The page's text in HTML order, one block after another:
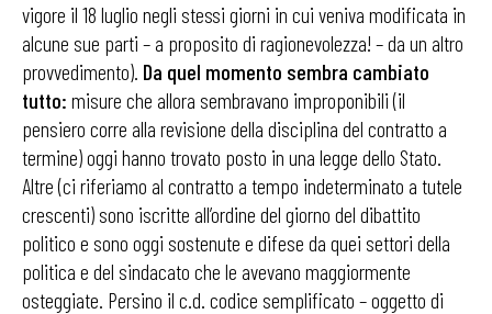
vigore il 18 luglio negli stessi giorni in cui veniva modificata in
alcune sue parti – a proposito di ragionevolezza! – da un altro
provvedimento). Da quel momento sembra cambiato
tutto: misure che allora sembravano improponibili (il
pensiero corre alla revisione della disciplina del contratto a
termine) oggi hanno trovato posto in una legge dello Stato.
Altre (ci riferiamo al contratto a tempo indeterminato a tutele
crescenti) sono iscritte all’ordine del giorno del dibattito
politico e sono oggi sostenute e difese da quei settori della
politica e del sindacato che le avevano maggiormente
osteggiate. Persino il c.d. codice semplificato – oggetto di